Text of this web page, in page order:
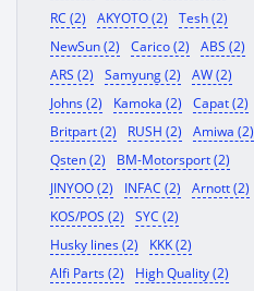
RC (2)
AKYOTO (2)
Tesh (2)
NewSun (2)
Carico (2)
ABS (2)
ARS (2)
Samyung (2)
AW (2)
Johns (2)
Kamoka (2)
Capat (2)
Britpart (2)
RUSH (2)
Amiwa (2)
Qsten (2)
BM-Motorsport (2)
JINYOO (2)
INFAC (2)
Arnott (2)
KOS/POS (2)
SYC (2)
Husky lines (2)
KKK (2)
Alfi Parts (2)
High Quality (2)